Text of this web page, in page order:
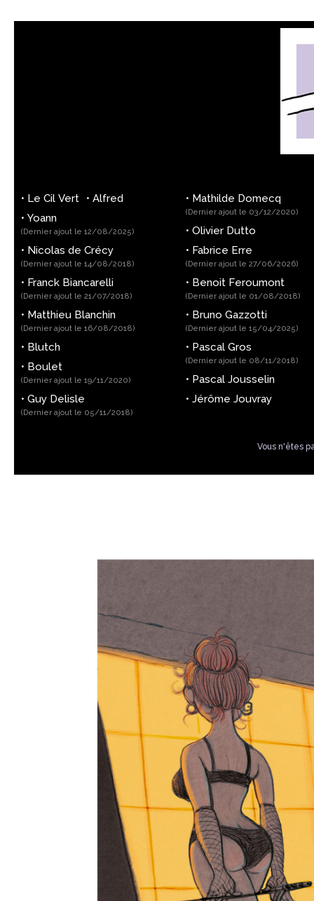
• Le Cil Vert • Alfred
• Yoann
(Dernier ajout le 12/08/2025)
• Nicolas de Crécy
(Dernier ajout le 14/08/2018)
• Franck Biancarelli
(Dernier ajout le 21/07/2018)
• Matthieu Blanchin
(Dernier ajout le 16/08/2018)
• Blutch
• Boulet
(Dernier ajout le 19/11/2020)
• Guy Delisle
(Dernier ajout le 05/11/2018)
• Mathilde Domecq
(Dernier ajout le 03/12/2020)
• Olivier Dutto
• Fabrice Erre
(Dernier ajout le 27/06/2026)
• Benoit Feroumont
(Dernier ajout le 01/08/2018)
• Bruno Gazzotti
(Dernier ajout le 15/04/2025)
• Pascal Gros
(Dernier ajout le 08/11/2018)
• Pascal Jousselin
• Jérôme Jouvray
Vous n'êtes